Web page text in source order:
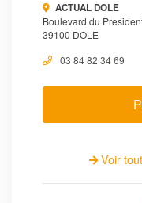
ACTUAL DOLE
Boulevard du
39100 DOLE
03 84 82 34 69
Voir